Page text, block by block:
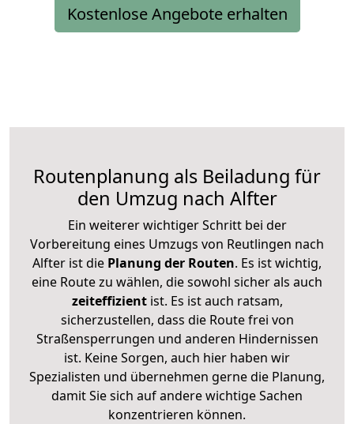
Kostenlose Angebote erhalten
Routenplanung als Beiladung für
den Umzug nach Alfter
Ein weiterer wichtiger Schritt bei der
Vorbereitung eines Umzugs von Reutlingen nach
Alfter ist die Planung der Routen. Es ist wichtig,
eine Route zu wählen, die sowohl sicher als auch
zeiteffizientist. Es ist auch ratsam,
sicherzustellen, dass die Route frei von
Straßensperrungen und anderen Hindernissen
ist. Keine Sorgen, auch hier haben wir
Spezialisten und übernehmen gerne die Planung,
damit Sie sich auf andere wichtige Sachen
konzentrieren können.